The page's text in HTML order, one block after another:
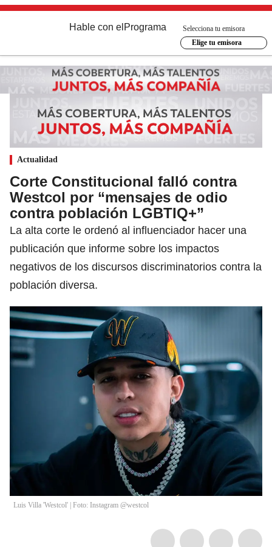
Hable con el Programa
Selecciona tu emisora
Elige tu emisora
Actualidad
Corte Constitucional falló contra
Westcol por “mensajes de odio
contra población LGBTIQ+”
La alta corte le ordenó al influenciador hacer una
publicación que informe sobre los impactos
negativos de los discursos discriminatorios contra la
población diversa.
Luis Villa 'Westcol' | Foto: Instagram @westcol